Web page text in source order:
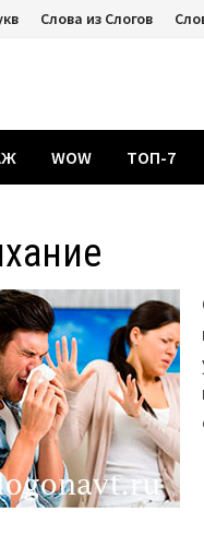
Слова из Слогов
WOW ТОП-7